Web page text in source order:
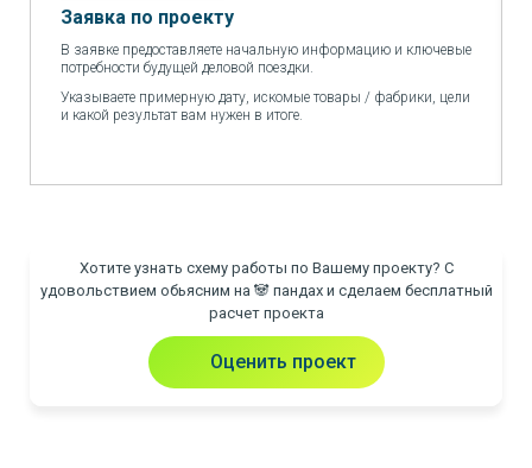
Заявка по проекту
В заявке предоставляете начальную информацию и ключевые
потребности будущей деловой поездки.
Указываете примерную дату, искомые товары / фабрики, цели
и какой результат вам нужен в итоге.
Хотите узнать схему работы по Вашему проекту? С
удовольствием обьясним на 🐼 пандах и сделаем бесплатный
расчет проекта
Оценить проект